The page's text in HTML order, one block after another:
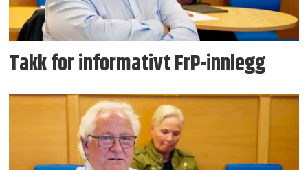
Takk for informativt FrP-innlegg